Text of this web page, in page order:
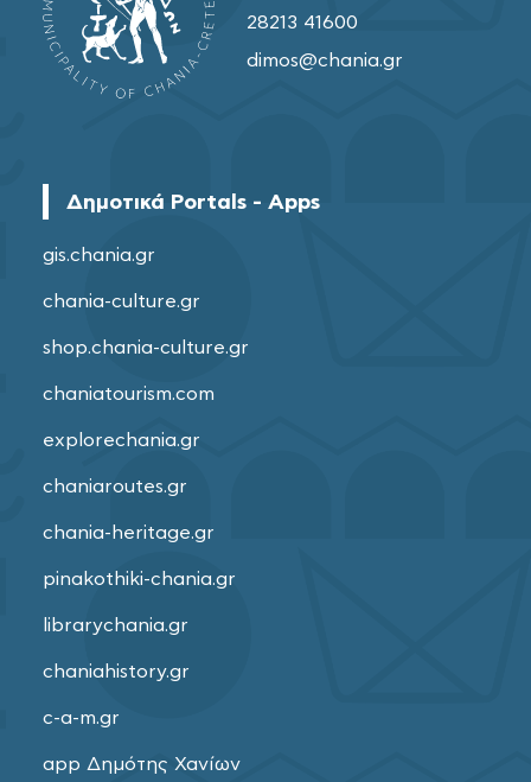
28213 41600
dimos@chania.gr
Δημοτικά Portals - Apps
gis.chania.gr
chania-culture.gr
shop.chania-culture.gr
chaniatourism.com
explorechania.gr
chaniaroutes.gr
chania-heritage.gr
pinakothiki-chania.gr
librarychania.gr
chaniahistory.gr
c-a-m.gr
app Δημότης Χανίων